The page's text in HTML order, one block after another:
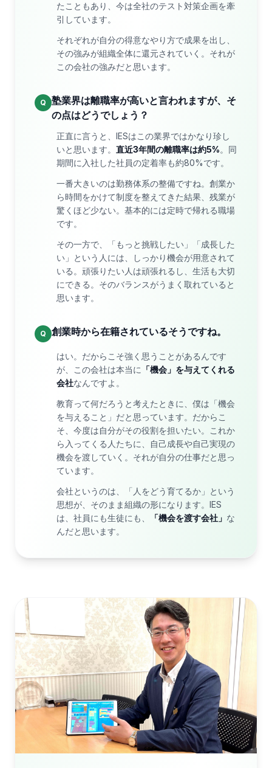
たこともあり、今は全社のテスト対策企画を牽
引しています。
それぞれが自分の得意なやり方で成果を出し、
その強みが組織全体に還元されていく。それが
この会社の強みだと思います。
Q
塾業界は離職率が高いと言われますが、そ
の点はどうでしょう？
正直に言うと、IESはこの業界ではかなり珍し
いと思います。 直近3年間の離職率は約5%。同
期間に入社した社員の定着率も約80%です。
一番大きいのは勤務体系の整備ですね。創業か
ら時間をかけて制度を整えてきた結果、残業が
驚くほど少ない。基本的には定時で帰れる職場
です。
その一方で、「もっと挑戦したい」「成長した
い」という人には、しっかり機会が用意されて
いる。頑張りたい人は頑張れるし、生活も大切
にできる。そのバランスがうまく取れていると
思います。
Q 創業時から在籍されているそうですね。
はい。だからこそ強く思うことがあるんです
が、この会社は本当に 「機会」を与えてくれる
会社なんですよ。
教育って何だろうと考えたときに、僕は「機会
を与えること」だと思っています。だからこ
そ、今度は自分がその役割を担いたい。これか
ら入ってくる人たちに、自己成長や自己実現の
機会を渡していく。それが自分の仕事だと思っ
ています。
会社というのは、「人をどう育てるか」という
思想が、そのまま組織の形になります。IES
は、社員にも生徒にも、
「機会を渡す会社」 な
んだと思います。